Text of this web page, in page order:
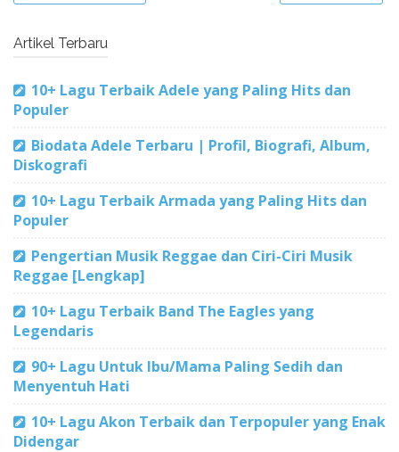
Artikel Terbaru
10+ Lagu Terbaik Adele yang Paling Hits dan
Populer
Biodata Adele Terbaru | Profil, Biografi, Album,
Diskografi
10+ Lagu Terbaik Armada yang Paling Hits dan
Populer
Pengertian Musik Reggae dan Ciri-Ciri Musik
Reggae [Lengkap]
10+ Lagu Terbaik Band The Eagles yang
Legendaris
90+ Lagu Untuk Ibu/Mama Paling Sedih dan
Menyentuh Hati
10+ Lagu Akon Terbaik dan Terpopuler yang Enak
Didengar